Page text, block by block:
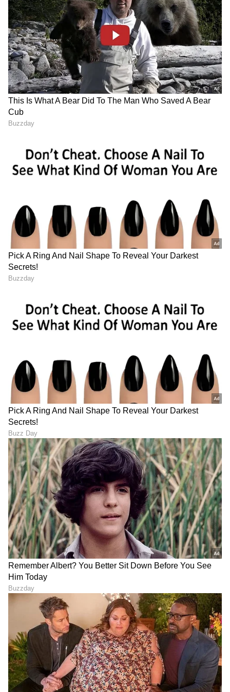
ಮುಡಾದಲ್ಲಿ ಹಗರಣವೇ ಆಗಿಲ್ಲ: ಎಚ್‌ಡಿಕೆಗೆ ಸಚಿವ ಬೈರತಿ
ಸುರೇಶ್ ತಿರುಗೇಟು
ನಿಮ್ಮ ಸ್ಪಾನಲ್ಲಿ ವೇಶ್ಯಾವಾಟಿಕೆ ನಡೆಯುತ್ತಿದೆ ಎಂದು ಸಂದೇಶ್
ಚಿತ್ರೀಕರಿಸಿದ್ದ ವಿಡಿಯೋವನ್ನು ಸ್ಪಾ ವ್ಯವಸ್ಥಾಪಕನಿಗೆ ತೋರಿಸಿ
ಇಟ್ಟಿದ್ದ ಆರೋಪಿಗಳು, ಕೊನೆಗೆ 8 ಲಕ್ಷ ರು. ನೀಡುವಂತೆ
ಒತ್ತಾಯಿಸಿದ್ದರು. ಈ ಬೆದರಿಕೆ ಸಹಿಸಲಾರದೆ ಸ್ಪಾ ವ್ಯವಸ್ಥಾಪಕ,
ಜೆ.ಬಿ.ನಗರ ಠಾಣೆಗೆ ದೂರು ಕೊಟ್ಟಿದ್ದರು. ಅಂತೆಯೇ
ಪರಿಶೀಲಿಸಿದಾಗ ವೆಂಕಟೇಶ್ ತಂಡದ ಬಗ್ಗೆ ಮಾಹಿತಿ ಸಿಕ್ಕಿತು.
ಈ ಸುಳಿವು ಆಧರಿಸಿ ವೆಂಕಟೇಶ್‌ ಹಾಗೂ ಸಂದೇಶ್‌ನನ್ನು
ಬಂಧಿಸಲಾಗಿದೆ ಎಂದು ಅಧಿಕಾರಿಗಳು ತಿಳಿಸಿದ್ದಾರೆ.
ವೆಂಕಟೇಶ್ ರಾಜ್ ನ್ಯೂಸ್ ಸಿಇಒ ಅಲ್ಲ:
ಈ ಮಧ್ಯೆ ರಾಜ್ ನ್ಯೂಸ್ ಪತ್ರಿಕಾ ಪ್ರಕಟೆಯೊಂದನ್ನು ಬಿಡುಗಡೆ
ಅವರಿಗೂ, ರಾಜ್ ನ್ಯೂಸಿಗೂ ಯಾವುದೇ ಸಂಬಂಧವಿಲ್ಲ.
ರಾಜ್ ನ್ಯೂಸ್ ನಲ್ಲಿ ಸಿಇಒ ಹುದ್ದೆಯೇ ಇಲ್ಲವೆಂದು
ಎಂದು ಹೇಳಿದೆ.